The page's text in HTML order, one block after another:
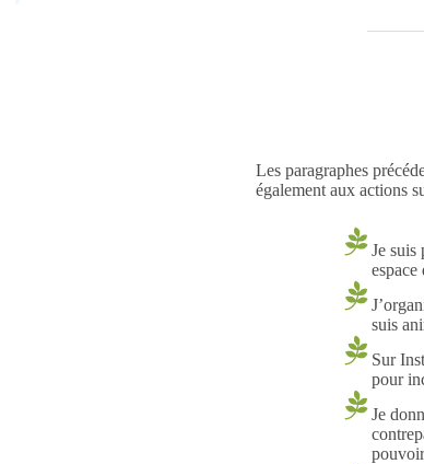
Les paragraphes
également aux actions
Je suis
suis
Sur
pour
Je